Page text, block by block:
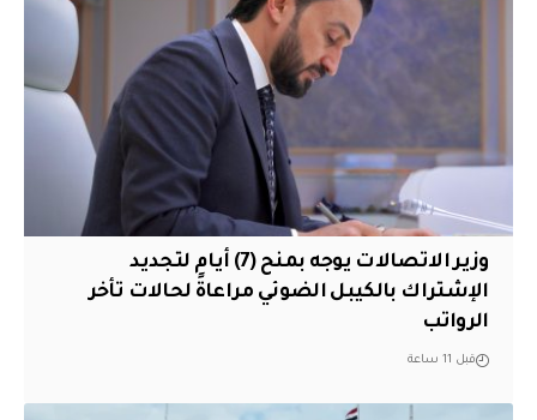
وزير الاتصالات يوجه بمنح (7) أيام لتجديد
الإشتراك بالكيبل الضوئي مراعاةً لحالات تأخر
الرواتب
قبل 11 ساعة